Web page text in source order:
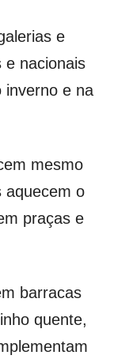
e
e nacionais
inverno e na
mesmo
aquecem o
praças e
barracas
quente,